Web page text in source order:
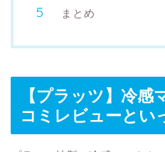
まとめ
【プラッツ】冷感
コミレビューとい